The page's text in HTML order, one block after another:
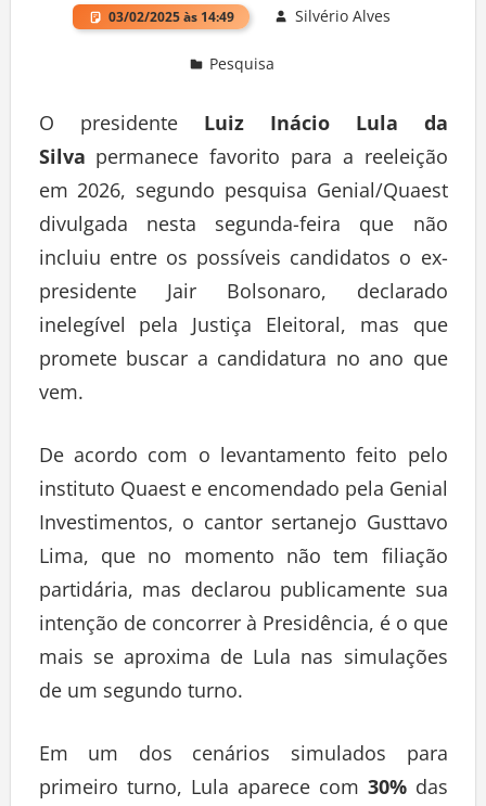
03/02/2025 às 14:49 Silvério Alves
Pesquisa
O presidente Luiz Inácio Lula da
Silva permanece favorito para a reeleição
em 2026, segundo pesquisa Genial/Quaest
divulgada nesta segunda-feira que não
incluiu entre os possíveis candidatos o ex-
presidente Jair Bolsonaro, declarado
inelegível pela Justiça Eleitoral, mas que
promete buscar a candidatura no ano que
vem.
De acordo com o levantamento feito pelo
instituto Quaest e encomendado pela Genial
Investimentos, o cantor sertanejo Gusttavo
Lima, que no momento não tem filiação
partidária, mas declarou publicamente sua
intenção de concorrer à Presidência, é o que
mais se aproxima de Lula nas simulações
de um segundo turno.
Em um dos cenários simulados para
primeiro turno, Lula aparece com 30% das